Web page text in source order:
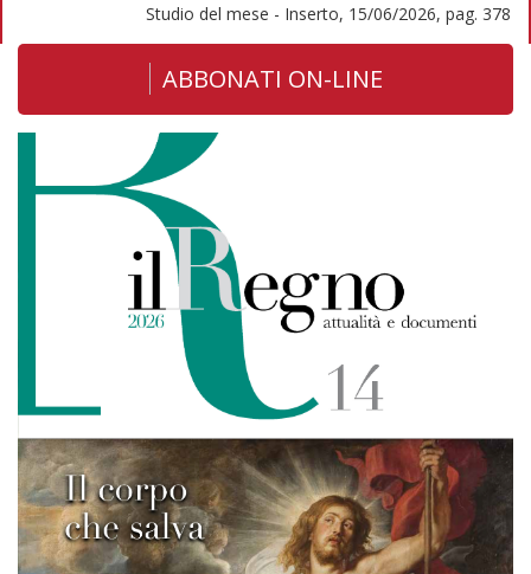
Studio del mese - Inserto, 15/06/2026, pag. 378
ABBONATI ON-LINE